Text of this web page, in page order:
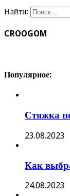
Найти:
CROOGOM
Популярное:
Стяжка
23.08.2023
Как
24.08.2023